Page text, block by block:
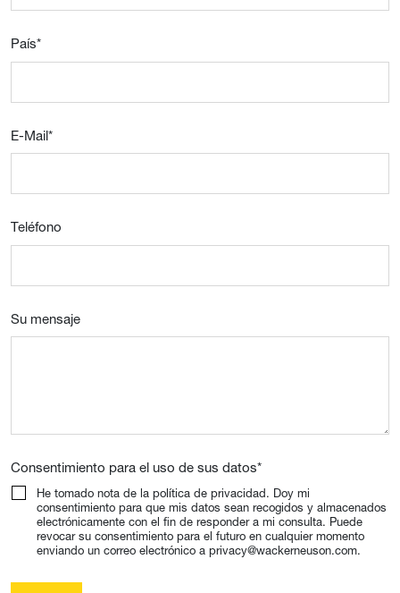
País*
E-Mail*
Teléfono
Su mensaje
Consentimiento para el uso de sus datos*
He tomado nota de la política de privacidad. Doy mi
consentimiento para que mis datos sean recogidos y almacenados
electrónicamente con el fin de responder a mi consulta. Puede
revocar su consentimiento para el futuro en cualquier momento
enviando un correo electrónico a privacy@wackerneuson.com.